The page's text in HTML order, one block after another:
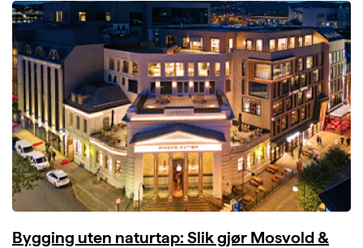
Bygging uten naturtap: Slik gjør Mosvold &